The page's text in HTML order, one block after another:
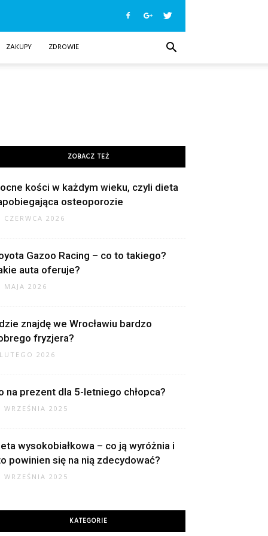
ZAKUPY ZDROWIE
ZOBACZ TEŻ
kości w każdym wieku, czyli dieta
osteoporozie
CZERWCA 2026
Gazoo Racing – co to takiego?
auta oferuje?
MAJA 2026
znajdę we Wrocławiu bardzo
fryzjera?
2026
na prezent dla 5-letniego chłopca?
WRZEŚNIA 2025
wysokobiałkowa – co ją wyróżnia i
powinien się na nią zdecydować?
WRZEŚNIA 2025
KATEGORIE